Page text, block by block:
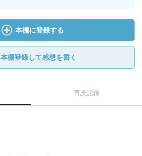
本棚に登録する
本棚登録して感想を書く
再読記録